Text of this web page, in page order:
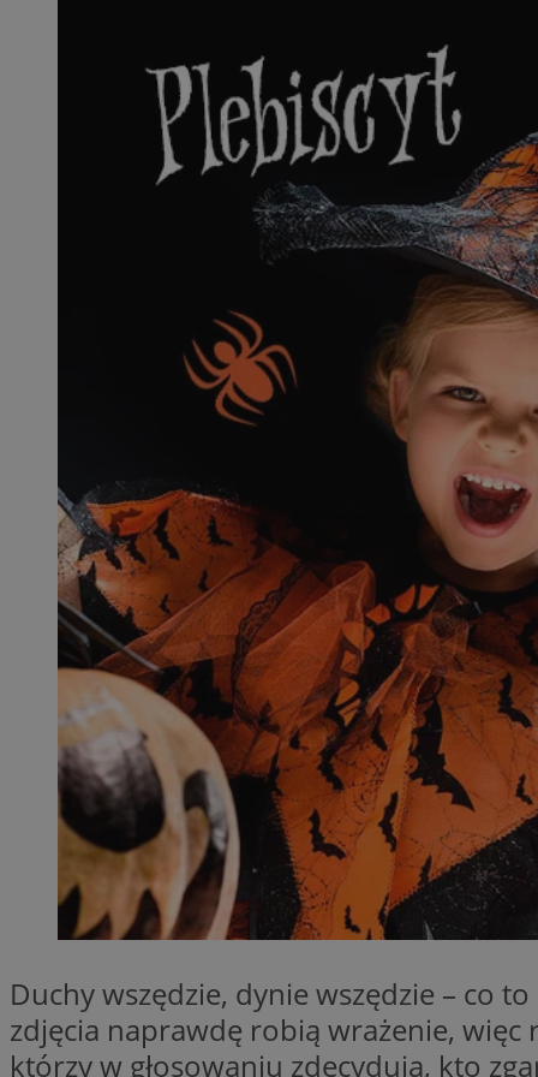
Duchy wszędzie, dynie wszędzie – co
zdjęcia naprawdę robią wrażenie, więc
którzy w głosowaniu zdecydują, kto
QeSessID
MvSessID
CookieScriptConsent
msToken
Nazwa
_clsk
_clck
_ga_ES69V3SCKQ
__gpi
Nazwa
__gads
IDE
_fbp
__Secure-YNID
YSC
Nazwa
Provider
Domena
ttwid .tiktok.com